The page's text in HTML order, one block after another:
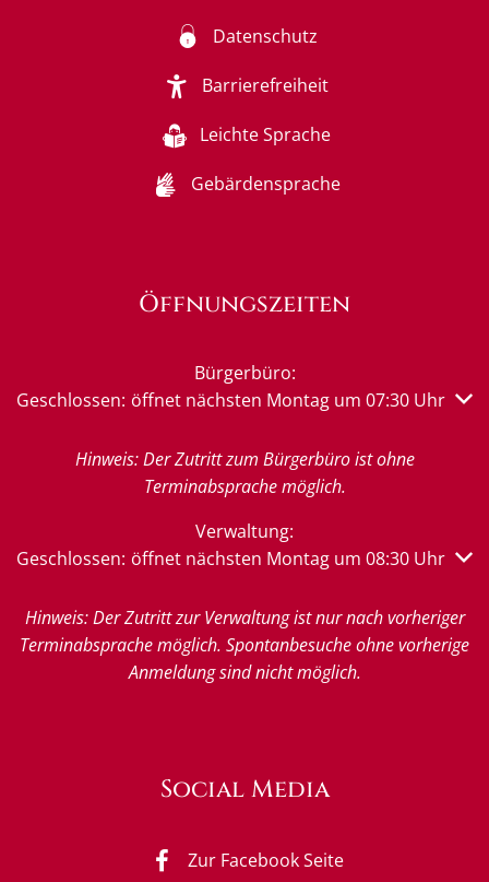
Datenschutz
Barrierefreiheit
Leichte Sprache
Gebärdensprache
Öffnungszeiten
Bürgerbüro:
Klicken, um weitere Öffnungs- oder Schließzeiten
Geschlossen: öffnet nächsten Montag um 07:30 Uhr
Hinweis: Der Zutritt zum Bürgerbüro ist ohne
Terminabsprache möglich.
Verwaltung:
Klicken, um weitere Öffnungs- oder Schließzeiten
Geschlossen: öffnet nächsten Montag um 08:30 Uhr
Hinweis: Der Zutritt zur Verwaltung ist nur nach vorheriger
Terminabsprache möglich. Spontanbesuche ohne vorherige
Anmeldung sind nicht möglich.
Social Media
Zur Facebook Seite